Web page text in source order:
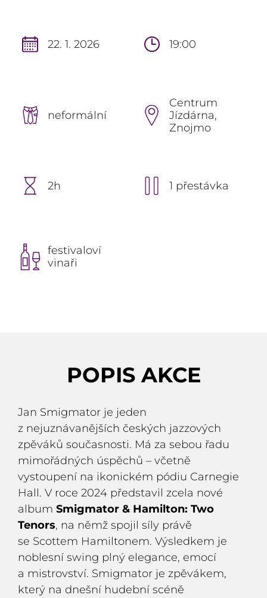
22. 1. 2026 19:00
neformální
Centrum
Jízdárna,
Znojmo
2h 1 přestávka
festivaloví
vinaři
POPIS AKCE
Jan Smigmator je jeden
z nejuznávanějších českých jazzových
zpěváků současnosti. Má za sebou řadu
mimořádných úspěchů – včetně
vystoupení na ikonickém pódiu Carnegie
Hall. V roce 2024 představil zcela nové
album Smigmator & Hamilton: Two
Tenors, na němž spojil síly právě
se Scottem Hamiltonem. Výsledkem je
noblesní swing plný elegance, emocí
a mistrovství. Smigmator je zpěvákem,
který na dnešní hudební scéně